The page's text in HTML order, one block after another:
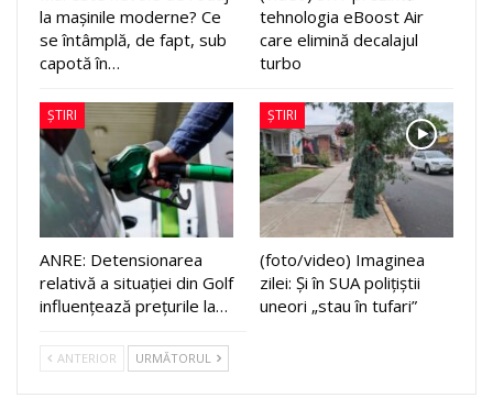
la mașinile moderne? Ce
se întâmplă, de fapt, sub
capotă în…
tehnologia eBoost Air
care elimină decalajul
turbo
ȘTIRI
ANRE: Detensionarea
relativă a situației din Golf
influențează prețurile la…
ȘTIRI
(foto/video) Imaginea
zilei: Și în SUA polițiștii
uneori „stau în tufari”
ANTERIOR URMĂTORUL